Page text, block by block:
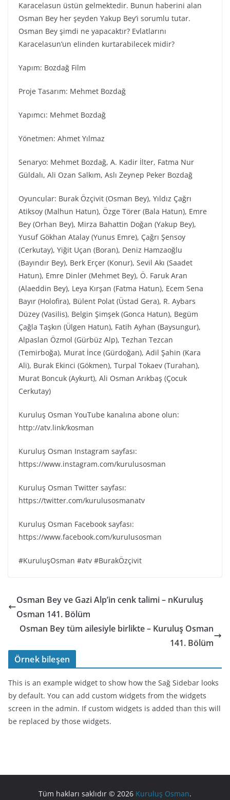
Karacelasun üstün gelmektedir. Bunun haberini alan
Osman Bey her şeyden Yakup Bey’i sorumlu tutar.
Osman Bey şimdi ne yapacaktır? Evlatlarını
Karacelasun’un elinden kurtarabilecek midir?
Yapım: Bozdağ Fi̇lm
Proje Tasarım: Mehmet Bozdağ
Yapımcı: Mehmet Bozdağ
Yönetmen: Ahmet Yılmaz
Senaryo: Mehmet Bozdağ, A. Kadir İlter, Fatma Nur
Güldalı, Ali Ozan Salkım, Aslı Zeynep Peker Bozdağ
Oyuncular: Burak Özçivit (Osman Bey), Yıldız Çağrı
Atiksoy (Malhun Hatun), Özge Törer (Bala Hatun), Emre
Bey (Orhan Bey), Mirza Bahattin Doğan (Yakup Bey),
Yusuf Gökhan Atalay (Yunus Emre), Çağrı Şensoy
(Cerkutay), Yiğit Uçan (Boran), Deniz Hamzaoğlu
(Bayındır Bey), Berk Erçer (Konur), Sevil Akı (Saadet
Hatun), Emre Dinler (Mehmet Bey), Ö. Faruk Aran
(Alaeddin Bey), Leya Kırşan (Fatma Hatun), Ecem Sena
Bayır (Holofira), Bülent Polat (Üstad Gera), R. Aybars
Düzey (Vasilis), Belgin Şimşek (Gonca Hatun), Begüm
Çağla Taşkın (Ülgen Hatun), Fatih Ayhan (Baysungur),
Alpaslan Özmol (Gürbüz Alp), Tezhan Tezcan
(Temirboğa), Murat İnce (Gürdoğan), Adil Şahin (Kara
Ali), Burak Ekinci (Gökmen), Turpal Tokaev (Turahan),
Murat Boncuk (Aykurt), Ali Osman Arıkbaş (Çocuk
Cerkutay)
Kuruluş Osman YouTube kanalına abone olun:
http://atv.link/kosman
Kuruluş Osman Instagram sayfası:
https://www.instagram.com/kurulusosman
Kuruluş Osman Twitter sayfası:
https://twitter.com/kurulusosmanatv
Kuruluş Osman Facebook sayfası:
https://www.facebook.com/kurulusosman
#KuruluşOsman #atv #BurakÖzçivit
Osman Bey ve Gazi Alp’in cenk talimi – nKuruluş
Osman 141. Bölüm
Osman Bey tüm ailesiyle birlikte – Kuruluş Osman
141. Bölüm
Örnek bileşen
This is an example widget to show how the Sağ Sidebar looks
by default. You can add custom widgets from the widgets
screen in the admin. If custom widgets is added than this will
be replaced by those widgets.
Tüm hakları saklıdır © 2026 Kuruluş Osman.